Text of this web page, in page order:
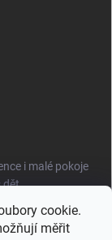
cookie.
měřit
i malé pokoje
dět...
prostory i